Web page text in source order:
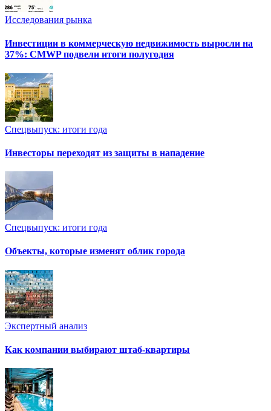
Исследования рынка
Инвестиции в коммерческую недвижимость выросли на
37%: CMWP подвели итоги полугодия
Спецвыпуск: итоги года
Инвесторы переходят из защиты в нападение
Спецвыпуск: итоги года
Объекты, которые изменят облик города
Экспертный анализ
Как компании выбирают штаб-квартиры